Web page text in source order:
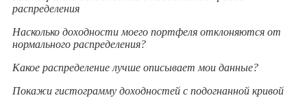
распределения
Насколько доходности моего портфеля отклоняются от
нормального распределения?
Какое распределение лучше описывает мои данные?
Покажи гистограмму доходностей с подогнанной кривой